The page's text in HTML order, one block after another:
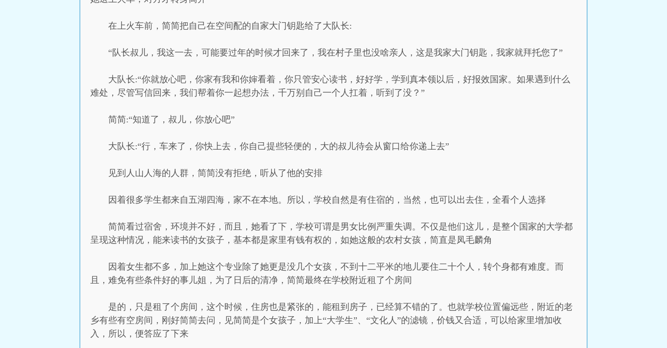
在上火车前，简简把自己在空间配的自家大门钥匙给了大队长:
“队长叔儿，我这一去，可能要过年的时候才回来了，我在村子里也没啥亲人，这是我家大门钥匙，我家就拜托您了”
大队长:“你就放心吧，你家有我和你婶看着，你只管安心读书，好好学，学到真本领以后，好报效国家。如果遇到什么
难处，尽管写信回来，我们帮着你一起想办法，千万别自己一个人扛着，听到了没？”
简简:“知道了，叔儿，你放心吧”
大队长:“行，车来了，你快上去，你自己提些轻便的，大的叔儿待会从窗口给你递上去”
见到人山人海的人群，简简没有拒绝，听从了他的安排
因着很多学生都来自五湖四海，家不在本地。所以，学校自然是有住宿的，当然，也可以出去住，全看个人选择
简简看过宿舍，环境并不好，而且，她看了下，学校可谓是男女比例严重失调。不仅是他们这儿，是整个国家的大学都
呈现这种情况，能来读书的女孩子，基本都是家里有钱有权的，如她这般的农村女孩，简直是凤毛麟角
因着女生都不多，加上她这个专业除了她更是没几个女孩，不到十二平米的地儿要住二十个人，转个身都有难度。而
且，难免有些条件好的事儿姐，为了日后的清净，简简最终在学校附近租了个房间
是的，只是租了个房间，这个时候，住房也是紧张的，能租到房子，已经算不错的了。也就学校位置偏远些，附近的老
乡有些有空房间，刚好简简去问，见简简是个女孩子，加上“大学生”、“文化人”的滤镜，价钱又合适，可以给家里增加收
入，所以，便答应了下来